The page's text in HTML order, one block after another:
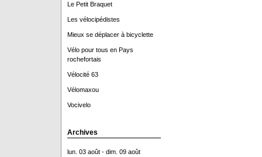
Le Petit Braquet
Les vélocipédistes
Mieux se déplacer à bicyclette
Vélo pour tous en Pays
rochefortais
Vélocité 63
Vélomaxou
Vocivelo
Archives
lun. 03 août - dim. 09 août